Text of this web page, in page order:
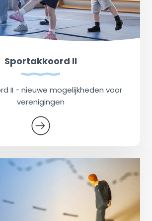
Sportakkoord II
II - nieuwe mogelijkheden voor
verenigingen